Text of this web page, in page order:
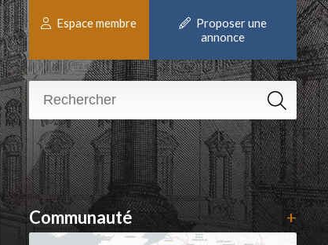
Espace membre
Proposer une
annonce
Communauté +